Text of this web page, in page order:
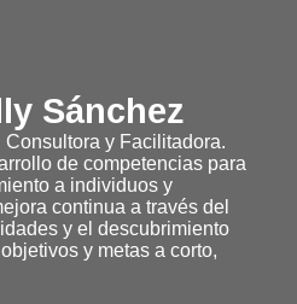
Sánchez
y Facilitadora.
de competencias para
a individuos y
continua a través del
y el descubrimiento
y metas a corto,